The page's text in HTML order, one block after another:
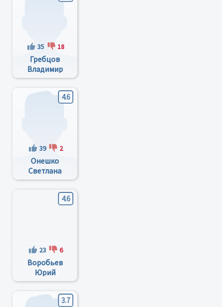
35 18
Гребцов
Владимир
Михайлович
4.6
39 2
Онешко
Светлана
Владимировна
4.6
23 6
Воробьев
Юрий
Леонидович
3.7